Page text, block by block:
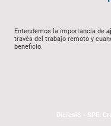
Entendemos la importancia de
través del trabajo remoto y
beneficio.
DieresiS - SPE.